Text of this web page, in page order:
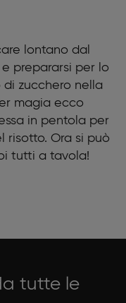
lontano dal
prepararsi per lo
di zucchero nella
magia ecco
in pentola per
risotto. Ora si può
tutti a tavola!
tutte le